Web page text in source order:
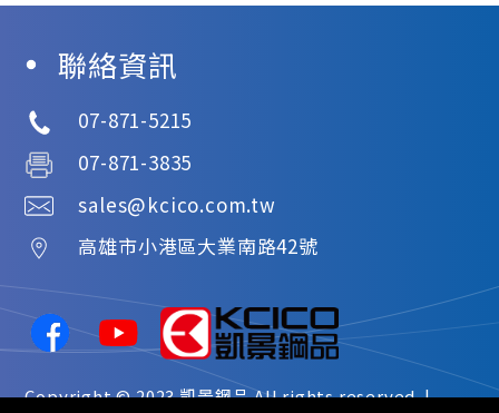
聯絡資訊
07-871-5215
07-871-3835
sales@kcico.com.tw
高雄市小港區大業南路42號
Copyright © 2023凱景鋼品All rights reserved. |